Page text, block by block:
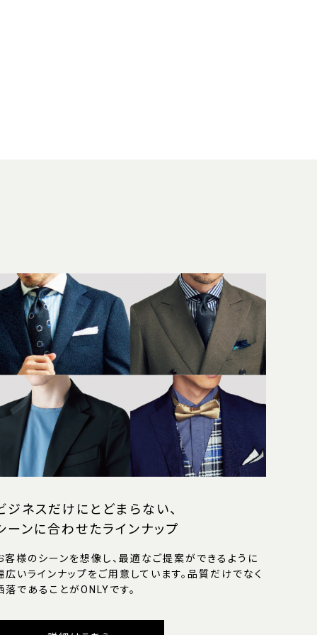
ジネスだけにとどまらない、
ーンに合わせたラインナップ
客様のシーンを想像し、最適なご提案ができるように
広いラインナップをご用意しています。品質だけでなく
落であることがONLYです。